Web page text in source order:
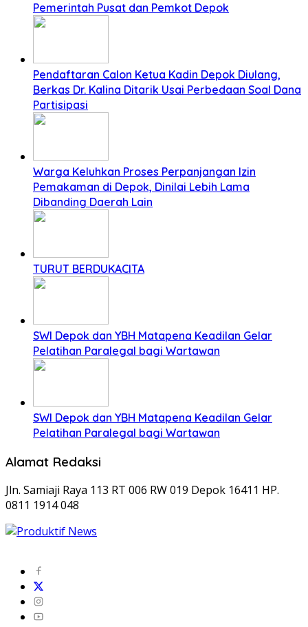
Pemerintah Pusat dan Pemkot Depok
Pendaftaran Calon Ketua Kadin Depok Diulang,
Berkas Dr. Kalina Ditarik Usai Perbedaan Soal Dana
Partisipasi
Warga Keluhkan Proses Perpanjangan Izin
Pemakaman di Depok, Dinilai Lebih Lama
Dibanding Daerah Lain
TURUT BERDUKACITA
SWI Depok dan YBH Matapena Keadilan Gelar
Pelatihan Paralegal bagi Wartawan
SWI Depok dan YBH Matapena Keadilan Gelar
Pelatihan Paralegal bagi Wartawan
Alamat Redaksi
Jln. Samiaji Raya 113 RT 006 RW 019 Depok 16411 HP.
0811 1914 048